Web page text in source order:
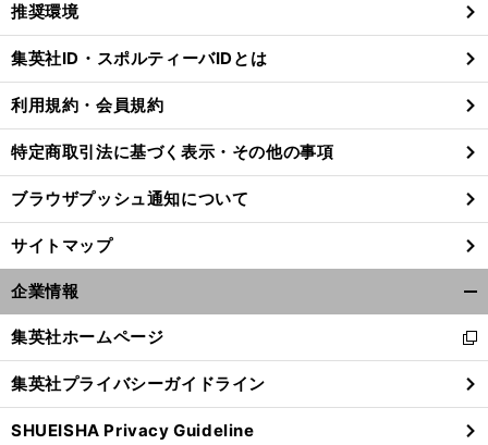
前
閉
る
推奨環境
集英社ID・スポルティーバIDとは
利用規約・会員規約
特定商取引法に基づく表示・その他の事項
ブラウザプッシュ通知について
サイトマップ
企業情報
閉
る
集英社ホームページ
新
し
い
ウ
ィ
集英社プライバシーガイドライン
SHUEISHA Privacy Guideline